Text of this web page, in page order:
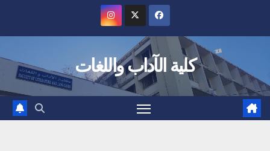
كلية الآداب واللغات